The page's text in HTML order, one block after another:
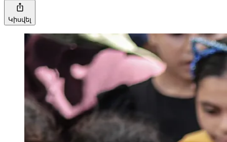
Կիսվել